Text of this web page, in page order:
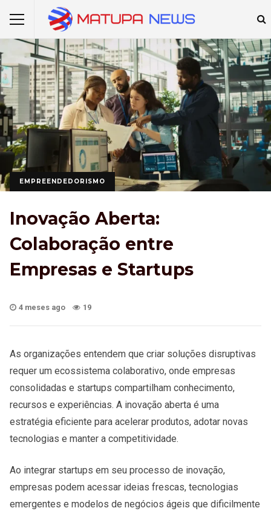
EMPREENDEDORISMO
Inovação Aberta:
Colaboração entre
Empresas e Startups
4 meses ago 19
As organizações entendem que criar soluções disruptivas
requer um ecossistema colaborativo, onde empresas
consolidadas e startups compartilham conhecimento,
recursos e experiências. A inovação aberta é uma
estratégia eficiente para acelerar produtos, adotar novas
tecnologias e manter a competitividade.
Ao integrar startups em seu processo de inovação,
empresas podem acessar ideias frescas, tecnologias
emergentes e modelos de negócios ágeis que dificilmente